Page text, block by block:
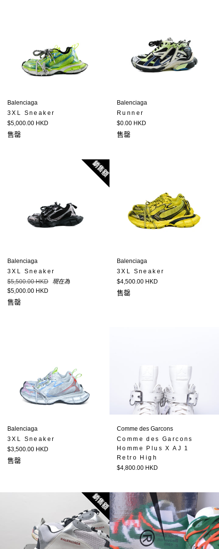
Balenciaga
3XL Sneaker
定
價
$5,000.00 HKD
售罄
Balenciaga
Runner
定
價
$0.00 HKD
售罄
Balenciaga
3XL Sneaker
定
價
$5,500.00 HKD 現在為
$5,000.00 HKD
售罄
銷售額
Balenciaga
3XL Sneaker
定
價
$4,500.00 HKD
售罄
Balenciaga
3XL Sneaker
定
價
$3,500.00 HKD
售罄
Comme des Garcons
Comme des Garcons
Homme Plus X AJ 1
Retro High
定
$4,800.00 HKD
銷售額